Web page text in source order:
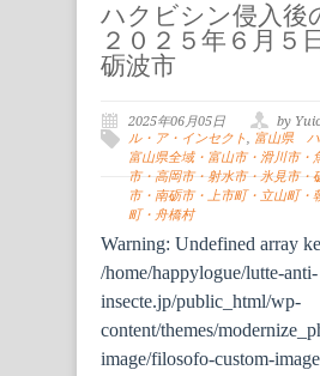
ハクビシン侵入
２０２５年６月
砺波市
2025年06月05日
by
ル・ア・インセクト, 富山県 ハ
富山県全域・富山市・滑川市・
市・高岡市・射水市・氷見市・
市・南砺市・上市町・立山町・
町・舟橋村
Warning: Undefined array
/home/happylogue/lutte-anti-
insecte.jp/public_html/wp-
content/themes/
image/filosofo-custom-